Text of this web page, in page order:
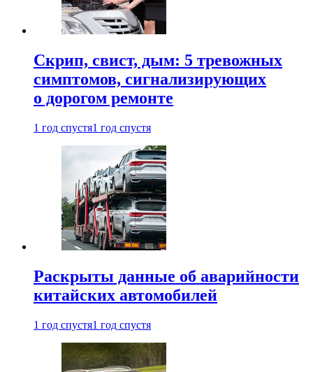
Скрип, свист, дым: 5 тревожных
симптомов, сигнализирующих
о дорогом ремонте
1 год спустя1 год спустя
Раскрыты данные об аварийности
китайских автомобилей
1 год спустя1 год спустя